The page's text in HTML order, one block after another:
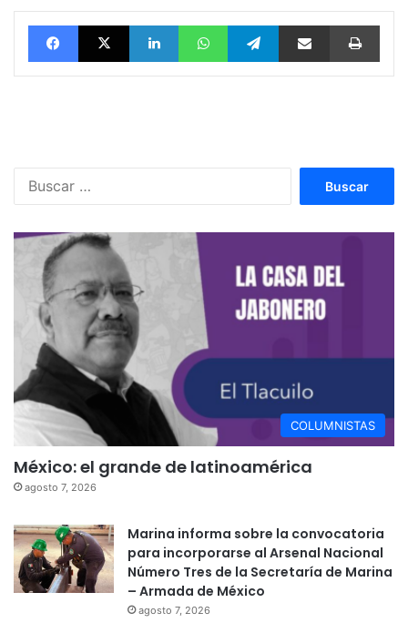
FacebookX LinkedInWhatsAppTelegramvía email
COLUMNISTAS
México: el grande de latinoamérica
agosto 7, 2026
Marina informa sobre la convocatoria
para incorporarse al Arsenal Nacional
Número Tres de la Secretaría de Marina
– Armada de México
agosto 7, 2026